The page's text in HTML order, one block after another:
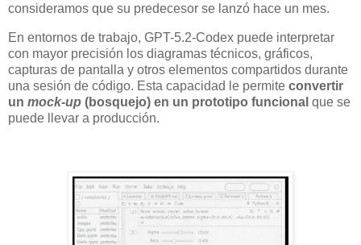
consideramos que su predecesor se lanzó hace un mes.
En entornos de trabajo, GPT-5.2-Codex puede interpretar
con mayor precisión los diagramas técnicos, gráficos,
capturas de pantalla y otros elementos compartidos durante
una sesión de código. Esta capacidad le permite convertir
un mock-up (bosquejo) en un prototipo funcional que se
puede llevar a producción.